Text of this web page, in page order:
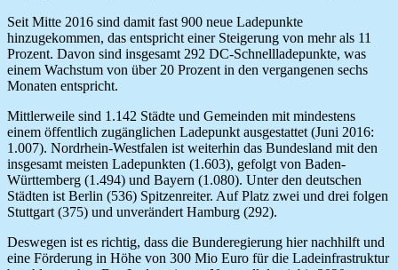
Seit Mitte 2016 sind damit fast 900 neue Ladepunkte
hinzugekommen, das entspricht einer Steigerung von mehr als 11
Prozent. Davon sind insgesamt 292 DC-Schnellladepunkte, was
einem Wachstum von über 20 Prozent in den vergangenen sechs
Monaten entspricht.
Mittlerweile sind 1.142 Städte und Gemeinden mit mindestens
einem öffentlich zugänglichen Ladepunkt ausgestattet (Juni 2016:
1.007). Nordrhein-Westfalen ist weiterhin das Bundesland mit den
insgesamt meisten Ladepunkten (1.603), gefolgt von Baden-
Württemberg (1.494) und Bayern (1.080). Unter den deutschen
Städten ist Berlin (536) Spitzenreiter. Auf Platz zwei und drei folgen
Stuttgart (375) und unverändert Hamburg (292).
Deswegen ist es richtig, dass die Bunderegierung hier nachhilft und
eine Förderung in Höhe von 300 Mio Euro für die Ladeinfrastruktur